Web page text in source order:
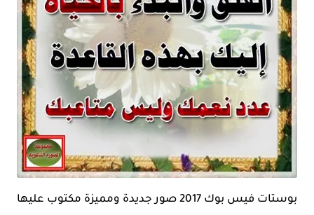
بوستات فيس بوك 2017 صور جديدة ومميزة مكتوب عليها